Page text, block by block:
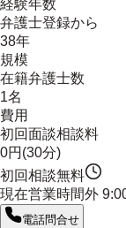
経験年数
弁護士登録から
38年
規模
在籍弁護士数
1名
費用
初回面談相談料
0円(30分)
初回相談無料
現在営業時間外
電話問合せ